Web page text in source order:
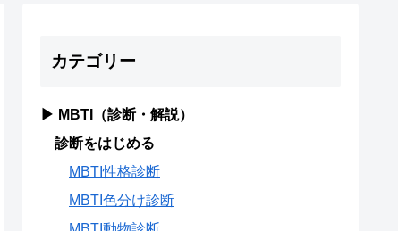
カテゴリー
▶ MBTI（診断・解説）
診断をはじめる
MBTI性格診断
MBTI色分け診断